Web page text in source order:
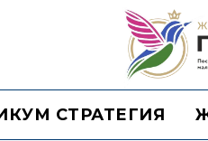
СТРАТЕГИЯ